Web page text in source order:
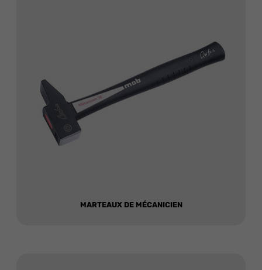
MARTEAUX DE MÉCANICIEN